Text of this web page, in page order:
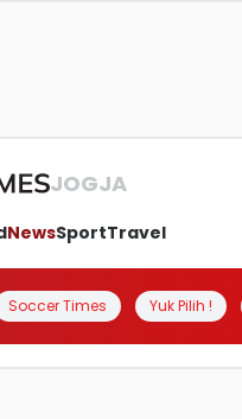
JOGJA
NewsSportTravel
Soccer Times Yuk Pilih !